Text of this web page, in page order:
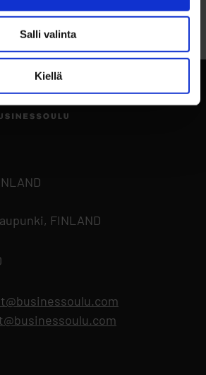
Salli valinta
Kiellä
FINLAND